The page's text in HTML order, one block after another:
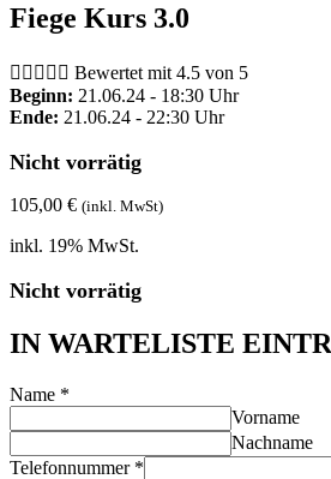
Fiege Kurs 3.0
     Bewertet mit 4.5 von 5
Beginn: 21.06.24 - 18:30 Uhr
Ende: 21.06.24 - 22:30 Uhr
Nicht vorrätig
105,00 € (inkl. MwSt)
inkl. 19% MwSt.
Nicht vorrätig
IN WARTELISTE
Name *
Vorname
Nachname
Telefonnummer *